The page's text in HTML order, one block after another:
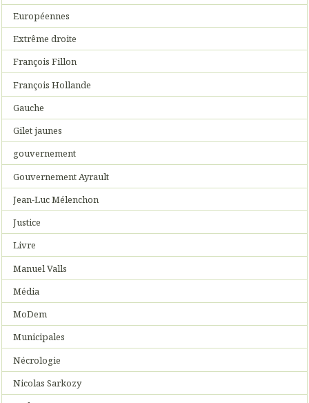
Européennes
Extrême droite
François Fillon
François Hollande
Gauche
Gilet jaunes
gouvernement
Gouvernement Ayrault
Jean-Luc Mélenchon
Justice
Livre
Manuel Valls
Média
MoDem
Municipales
Nécrologie
Nicolas Sarkozy